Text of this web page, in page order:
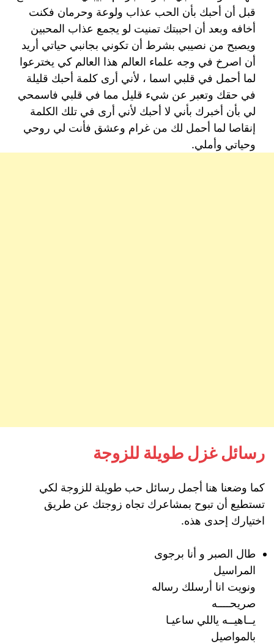
قبل أن أحبك بأن الحب عذاب ولوعة وحرمان فكنت
أخافه وبعد أن احببتك تمنيت لو يجمع عذاب المحبين
ويصبح من نصيبي بشرط أن تكوني بجانبي حياتي أريد
أن اصرخ في وجه علماء العالم هذا العالم كي يخترعوا
لما أحمل في قلبي اسما ، لأني أرى كلمة أحبك قليلة
في حقك وتعبر عن شيء قليل مما في قلبي فاسمحي
لي بأن أخبرك بأني لا أحبك لأني أرى في تلك الكلمة
إنقاصا لما أحمل لك من غرام وعشق فأنت لي روحي
وحياتي وأملي.
رسائل غزل طويلة للزوجة
كما وضعنا هنا أجمل رسائل حب طويلة للزوجة لكي
تستطيع أن تبوح بمشاعرك تجاه زوجتك عن طريق
اختيارك إحدى هذه.
طال الصبر و أنا برجوى
المراسيل
ونويت انا أرسلك رساله
صريحــــه
يــاهيــه ياللي ساعيـا
بالمواصيل